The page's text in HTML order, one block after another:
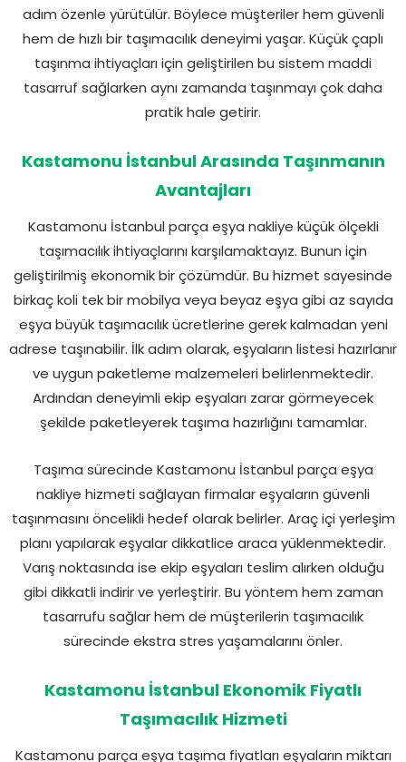
adım özenle yürütülür. Böylece müşteriler hem güvenli
hem de hızlı bir taşımacılık deneyimi yaşar. Küçük çaplı
taşınma ihtiyaçları için geliştirilen bu sistem maddi
tasarruf sağlarken aynı zamanda taşınmayı çok daha
pratik hale getirir.
Kastamonu İstanbul Arasında Taşınmanın
Avantajları
Kastamonu İstanbul parça eşya nakliye küçük ölçekli
taşımacılık ihtiyaçlarını karşılamaktayız. Bunun için
geliştirilmiş ekonomik bir çözümdür. Bu hizmet sayesinde
birkaç koli tek bir mobilya veya beyaz eşya gibi az sayıda
eşya büyük taşımacılık ücretlerine gerek kalmadan yeni
adrese taşınabilir. İlk adım olarak, eşyaların listesi hazırlanır
ve uygun paketleme malzemeleri belirlenmektedir.
Ardından deneyimli ekip eşyaları zarar görmeyecek
şekilde paketleyerek taşıma hazırlığını tamamlar.
Taşıma sürecinde Kastamonu İstanbul parça eşya
nakliye hizmeti sağlayan firmalar eşyaların güvenli
taşınmasını öncelikli hedef olarak belirler. Araç içi yerleşim
planı yapılarak eşyalar dikkatlice araca yüklenmektedir.
Varış noktasında ise ekip eşyaları teslim alırken olduğu
gibi dikkatli indirir ve yerleştirir. Bu yöntem hem zaman
tasarrufu sağlar hem de müşterilerin taşımacılık
sürecinde ekstra stres yaşamalarını önler.
Kastamonu İstanbul Ekonomik Fiyatlı
Taşımacılık Hizmeti
Kastamonu parça eşya taşıma fiyatları eşyaların miktarı